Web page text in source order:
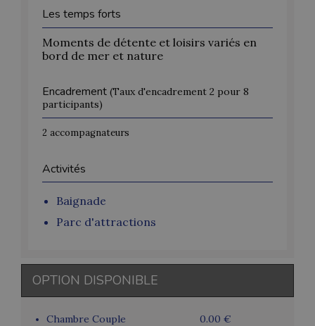
Les temps forts
Moments de détente et loisirs variés en
bord de mer et nature
Encadrement (Taux d'encadrement 2 pour 8
participants)
2 accompagnateurs
Activités
Baignade
Parc d'attractions
OPTION DISPONIBLE
Chambre Couple 0.00 €